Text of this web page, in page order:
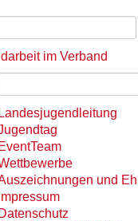
im Verband
Landesjugendleitung
EventTeam
und
Impressum
Datenschutz